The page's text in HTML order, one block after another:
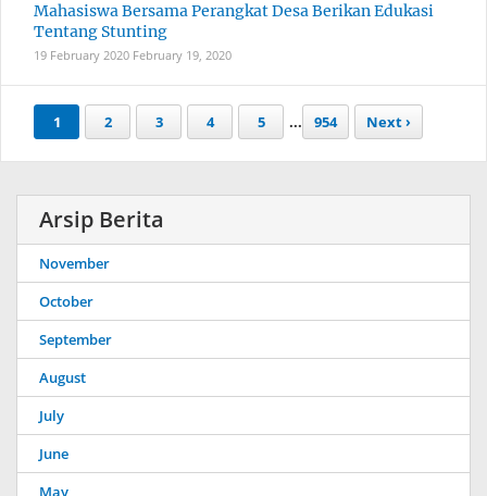
Mahasiswa Bersama Perangkat Desa Berikan Edukasi
Tentang Stunting
19 February 2020 February 19, 2020
1 2 3 4 5 ... 954 Next ›
Arsip Berita
November
October
September
August
July
June
May